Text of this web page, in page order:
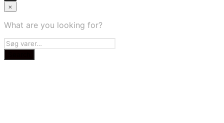
×
What are you looking for?